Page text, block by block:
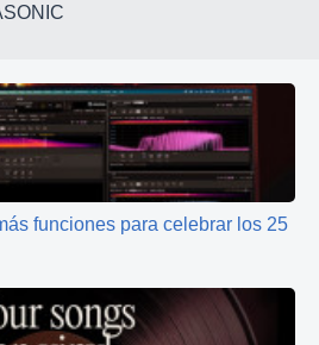
funciones para celebrar los 25